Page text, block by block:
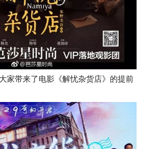
家带来了电影《解忧杂货店》的提前